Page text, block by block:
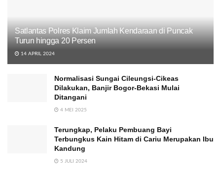
Satlantas Polres Klaim Jumlah Kendaraan di Puncak
Turun hingga 20 Persen
14 APRIL 2024
Normalisasi Sungai Cileungsi-Cikeas
Dilakukan, Banjir Bogor-Bekasi Mulai
Ditangani
4 MEI 2025
Terungkap, Pelaku Pembuang Bayi
Terbungkus Kain Hitam di Cariu Merupakan Ibu
Kandung
5 JULI 2024